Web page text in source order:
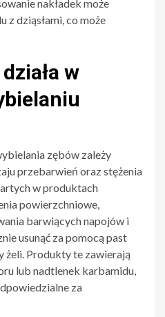
nakładek może
z dziąsłami, co może
w
zębów zależy
przebarwień oraz stężenia
w produktach
powierzchniowe,
barwiących napojów i
usunąć za pomocą past
żeli. Produkty te zawierają
lub nadtlenek karbamidu,
za